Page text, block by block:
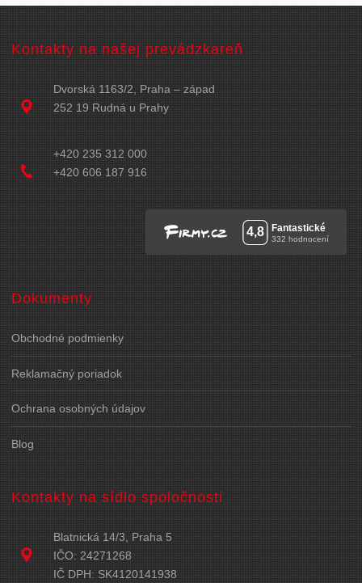
Kontakty na našej prevádzkareň
Dvorská 1163/2, Praha – západ
252 19 Rudná u Prahy
+420 235 312 000
+420 606 187 916
Dokumenty
Obchodné podmienky
Reklamačný poriadok
Ochrana osobných údajov
Blog
Kontakty na sídlo spoločnosti
Blatnická 14/3, Praha 5
IČO: 24271268
IČ DPH: SK4120141938